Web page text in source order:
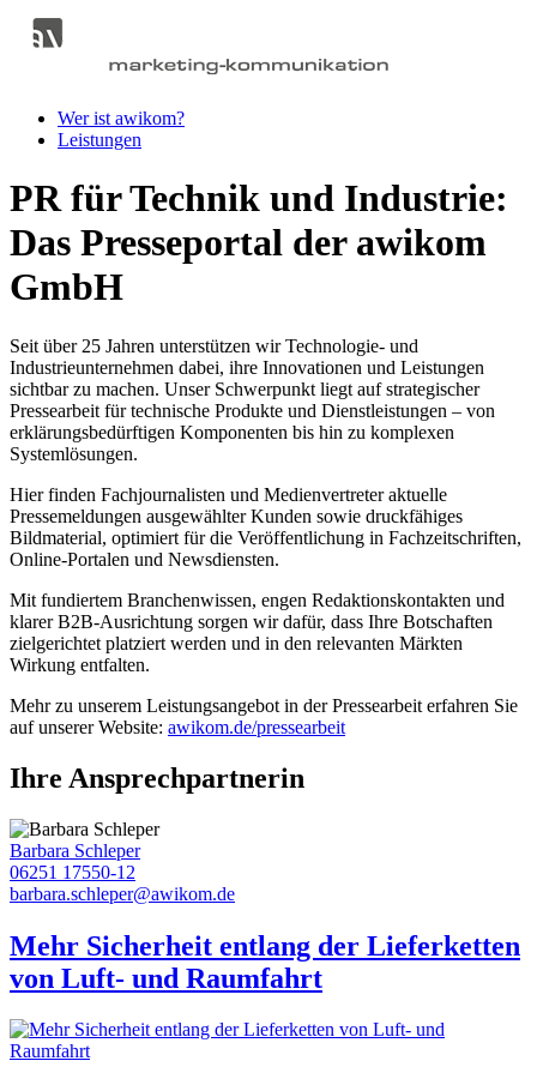
Wer ist awikom?
Leistungen
PR für Technik und Industrie:
Das Presseportal der awikom
GmbH
Seit über 25 Jahren unterstützen wir Technologie- und
Industrieunternehmen dabei, ihre Innovationen und Leistungen
sichtbar zu machen. Unser Schwerpunkt liegt auf strategischer
Pressearbeit für technische Produkte und Dienstleistungen – von
erklärungsbedürftigen Komponenten bis hin zu komplexen
Systemlösungen.
Hier finden Fachjournalisten und Medienvertreter aktuelle
Pressemeldungen ausgewählter Kunden sowie druckfähiges
Bildmaterial, optimiert für die Veröffentlichung in Fachzeitschriften,
Online-Portalen und Newsdiensten.
Mit fundiertem Branchenwissen, engen Redaktionskontakten und
klarer B2B-Ausrichtung sorgen wir dafür, dass Ihre Botschaften
zielgerichtet platziert werden und in den relevanten Märkten
Wirkung entfalten.
Mehr zu unserem Leistungsangebot in der Pressearbeit erfahren Sie
auf unserer Website: awikom.de/pressearbeit
Ihre Ansprechpartnerin
Barbara Schleper
06251 17550-12
barbara.schleper@awikom.de
Mehr Sicherheit entlang der Lieferketten
von Luft- und Raumfahrt